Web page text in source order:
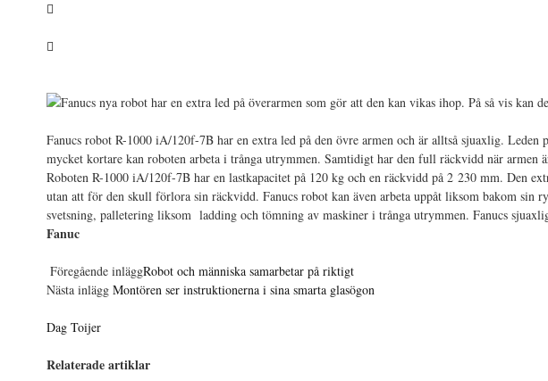
Fanucs robot R-1000 iA/120f-7B har en extra led på den övre armen och är alltså sjuaxlig.
mycket kortare kan roboten arbeta i trånga utrymmen. Samtidigt har den full räckvidd när armen
Roboten R-1000 iA/120f-7B har en lastkapacitet på 120 kg och en räckvidd på 2 230 mm. Den
utan att för den skull förlora sin räckvidd. Fanucs robot kan även arbeta uppåt liksom bakom sin
svetsning, palletering liksom ladding och tömning av maskiner i trånga utrymmen. Fanucs
Fanuc
Föregående inläggRobot och människa samarbetar på riktigt
Nästa inlägg Montören ser instruktionerna i sina smarta glasögon
Dag Toijer
Relaterade artiklar